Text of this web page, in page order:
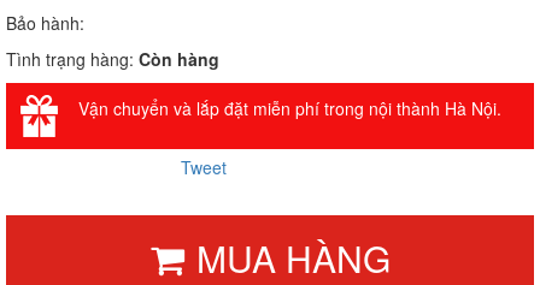
Bảo hành:
Tình trạng hàng: Còn hàng
Vận chuyển và lắp đặt miễn phí trong nội thành Hà Nội.
Tweet
MUA HÀNG